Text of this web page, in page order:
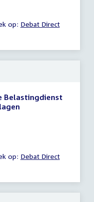
op: External
Debat Direct
Belastingdienst
op: External
Debat Direct